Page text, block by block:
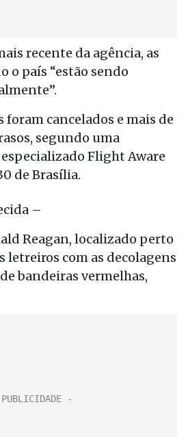
recente da agência, as
o país “estão sendo
foram cancelados e mais de
segundo uma
Flight Aware
de Brasília.
–
Reagan, localizado perto
letreiros com as decolagens
bandeiras vermelhas,